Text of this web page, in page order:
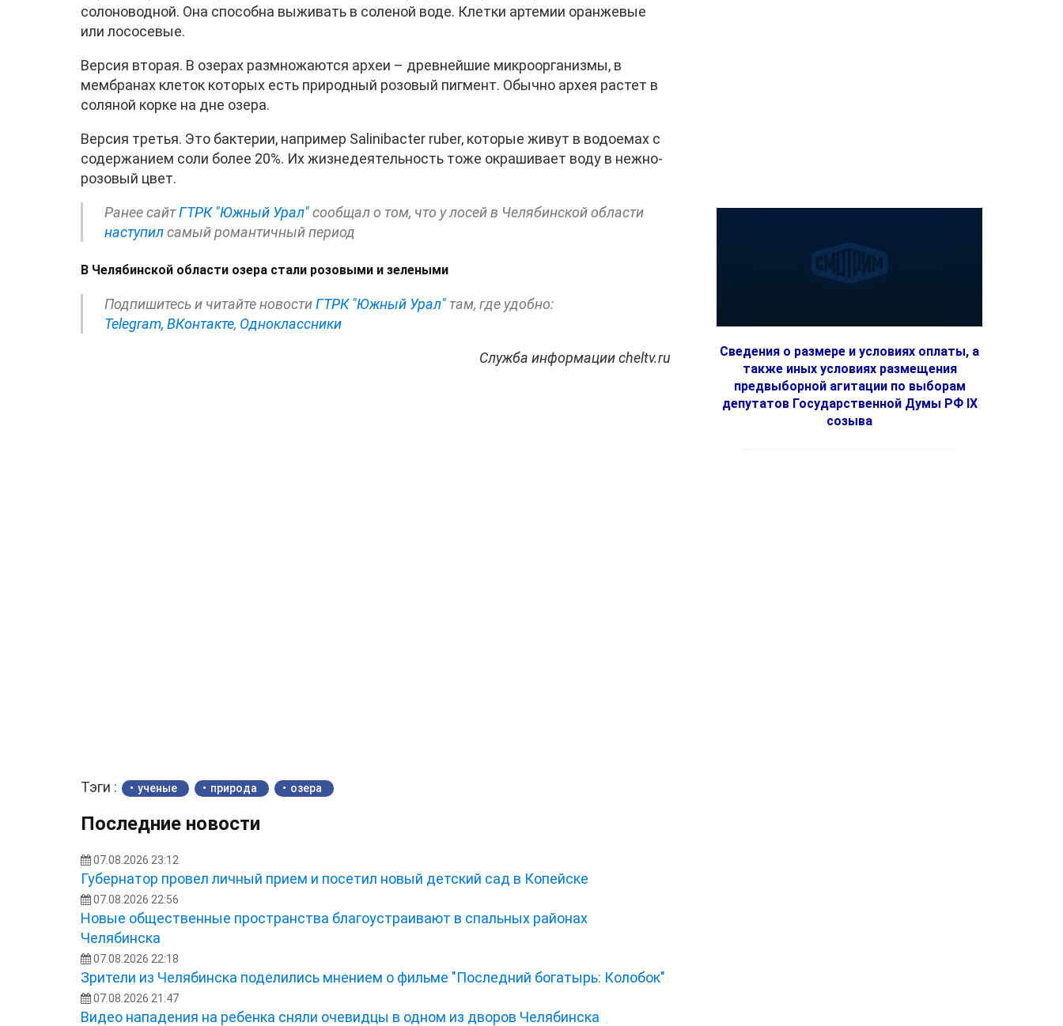
солоноводной. Она способна выживать в соленой воде. Клетки артемии оранжевые
или лососевые.
Версия вторая. В озерах размножаются археи – древнейшие микроорганизмы, в
мембранах клеток которых есть природный розовый пигмент. Обычно архея растет в
соляной корке на дне озера.
Версия третья. Это бактерии, например Salinibacter ruber, которые живут в водоемах с
содержанием соли более 20%. Их жизнедеятельность тоже окрашивает воду в нежно-
розовый цвет.
Ранее сайтГТРК "Южный Урал"сообщал о том, что у лосей в Челябинской области
наступилсамый романтичный период
В Челябинской области озера стали розовыми и зелеными
Подпишитесь и читайте новостиГТРК "Южный Урал" там, где удобно:
Telegram, ВКонтакте, Одноклассники
Служба информации cheltv.ru
Тэги : ученые природа озера
Последние новости
07.08.2026 23:12
Губернатор провел личный прием и посетил новый детский сад в Копейске
07.08.2026 22:56
Новые общественные пространства благоустраивают в спальных районах
Челябинска
07.08.2026 22:18
Зрители из Челябинска поделились мнением о фильме "Последний богатырь: Колобок"
07.08.2026 21:47
Видео нападения на ребенка сняли очевидцы в одном из дворов Челябинска
Сведения о размере и условиях оплаты, а
также иных условиях размещения
предвыборной агитации по выборам
депутатов Государственной Думы РФ IX
созыва